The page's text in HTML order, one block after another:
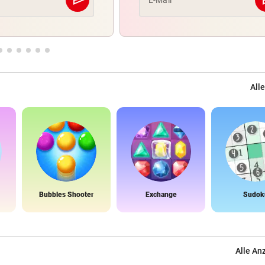
Abschicken
Bubbles Shooter Exchange
Alle